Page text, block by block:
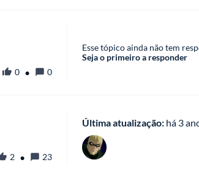
0 • 0
Esse tópico ainda não tem
Seja o primeiro a responder
2 • 23
Última atualização: há 3